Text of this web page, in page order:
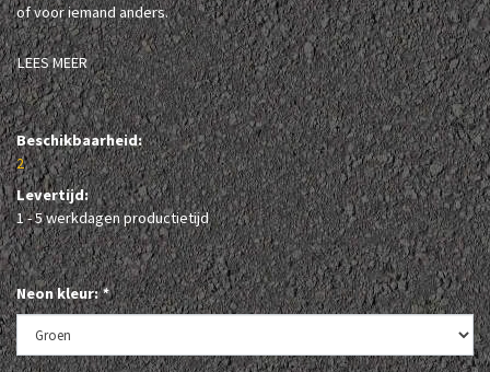
of voor iemand anders.
LEES MEER
Beschikbaarheid:
2
Levertijd:
1 - 5 werkdagen productietijd
Neon kleur:*